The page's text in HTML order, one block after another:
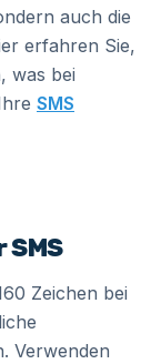
auch die
erfahren Sie,
was bei
SMS
Zeichen bei
Verwenden